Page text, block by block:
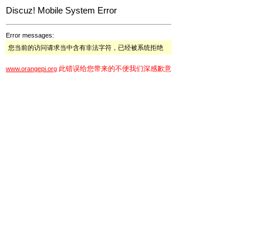
Discuz! Mobile System Error
Error messages:
您当前的访问请求当中含有非法字符，已经被系统拒绝
www.orangepi.org 此错误给您带来的不便我们深感歉意